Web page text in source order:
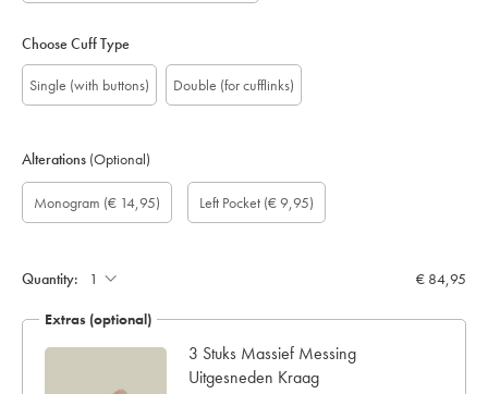
Choose Cuff Type
Single (with buttons) Double (for cufflinks)
Alterations (Optional)
Custom
sleeve
length
Monogram
Font:
Monogram
option:
Monogram (€ 14,95)
Monogram
Colour:
Monogram
Location:
Add
pocket:
Left Pocket (€ 9,95)
Gift
wrapping:
Quantity: € 84,95
Extras (optional)
3 Stuks Massief Messing
Uitgesneden Kraag